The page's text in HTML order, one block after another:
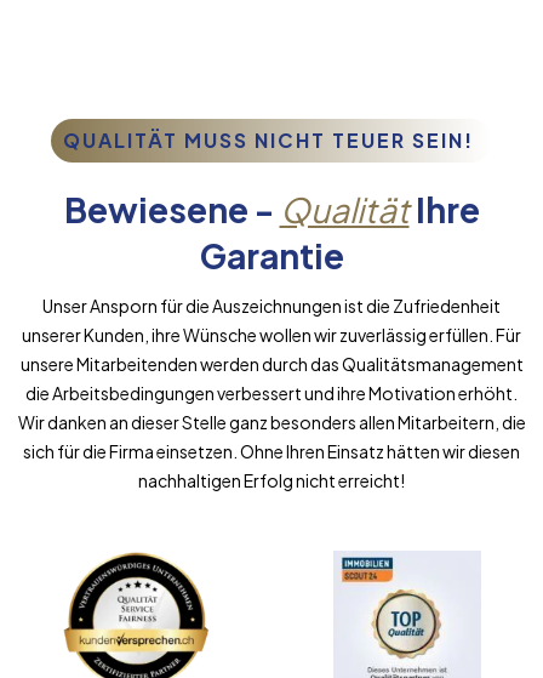
QUALITÄT MUSS NICHT TEUER SEIN!
Bewiesene - QualitätIhre
Garantie
Unser Ansporn für die Auszeichnungen ist die Zufriedenheit
unserer Kunden, ihre Wünsche wollen wir zuverlässig erfüllen. Für
unsere Mitarbeitenden werden durch das Qualitätsmanagement
die Arbeitsbedingungen verbessert und ihre Motivation erhöht.
Wir danken an dieser Stelle ganz besonders allen Mitarbeitern, die
sich für die Firma einsetzen. Ohne Ihren Einsatz hätten wir diesen
nachhaltigen Erfolg nicht erreicht!